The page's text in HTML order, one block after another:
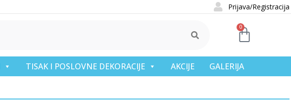
Prijava/Registracija
0
TISAK I POSLOVNE DEKORACIJE AKCIJE GALERIJA